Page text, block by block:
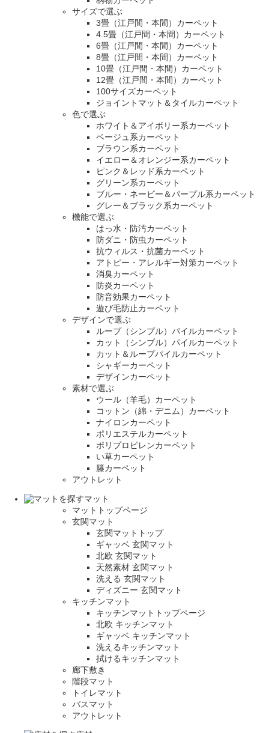
サイズで選ぶ
3畳（江戸間・本間）カーペット
4.5畳（江戸間・本間）カーペット
6畳（江戸間・本間）カーペット
8畳（江戸間・本間）カーペット
10畳（江戸間・本間）カーペット
12畳（江戸間・本間）カーペット
100サイズカーペット
ジョイントマット＆タイルカーペット
色で選ぶ
ホワイト＆アイボリー系カーペット
ベージュ系カーペット
ブラウン系カーペット
イエロー＆オレンジー系カーペット
ピンク＆レッド系カーペット
グリーン系カーペット
ブルー・ネービー＆パープル系カーペット
グレー＆ブラック系カーペット
機能で選ぶ
はっ水・防汚カーペット
防ダニ・防虫カーペット
抗ウィルス・抗菌カーペット
アトピー・アレルギー対策カーペット
消臭カーペット
防炎カーペット
防音効果カーペット
遊び毛防止カーペット
デザインで選ぶ
ループ（シンプル）パイルカーペット
カット（シンプル）パイルカーペット
カット＆ループパイルカーペット
シャギーカーペット
デザインカーペット
素材で選ぶ
ウール（羊毛）カーペット
コットン（綿・デニム）カーペット
ナイロンカーペット
ポリエステルカーペット
ポリプロピレンカーペット
い草カーペット
籐カーペット
アウトレット
マット
マットトップページ
玄関マット
玄関マットトップ
ギャッベ 玄関マット
北欧 玄関マット
天然素材 玄関マット
洗える 玄関マット
ディズニー 玄関マット
キッチンマット
キッチンマットトップページ
北欧 キッチンマット
ギャッベ キッチンマット
洗えるキッチンマット
拭けるキッチンマット
廊下敷き
階段マット
トイレマット
バスマット
アウトレット